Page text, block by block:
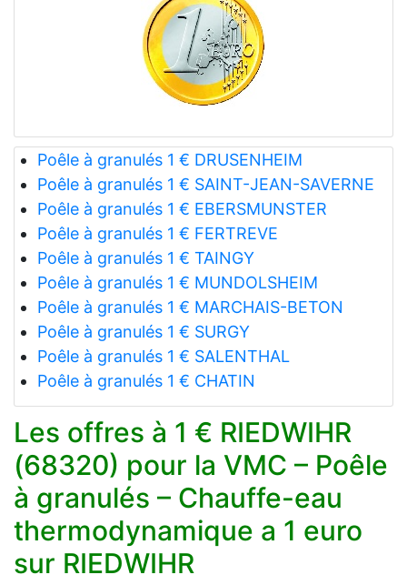
Poêle à granulés 1 € DRUSENHEIM
Poêle à granulés 1 € SAINT-JEAN-SAVERNE
Poêle à granulés 1 € EBERSMUNSTER
Poêle à granulés 1 € FERTREVE
Poêle à granulés 1 € TAINGY
Poêle à granulés 1 € MUNDOLSHEIM
Poêle à granulés 1 € MARCHAIS-BETON
Poêle à granulés 1 € SURGY
Poêle à granulés 1 € SALENTHAL
Poêle à granulés 1 € CHATIN
Les offres à 1 € RIEDWIHR
(68320) pour la VMC – Poêle
à granulés – Chauffe-eau
thermodynamique a 1 euro
sur RIEDWIHR